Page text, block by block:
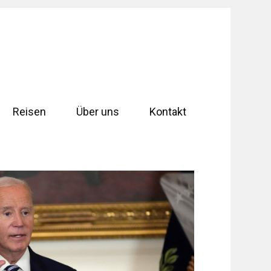
Reisen Über uns Kontakt